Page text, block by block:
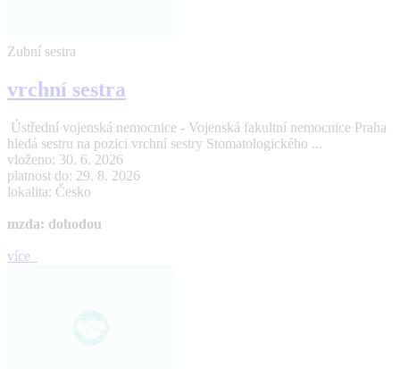
Zubní sestra
vrchní sestra
Ústřední vojenská nemocnice - Vojenská fakultní nemocnice Praha
hledá sestru na pozici vrchní sestry Stomatologického ...
vloženo: 30. 6. 2026
platnost do: 29. 8. 2026
lokalita: Česko
mzda: dohodou
více